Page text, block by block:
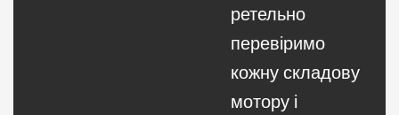
ретельно
перевіримо
кожну складову
мотору і